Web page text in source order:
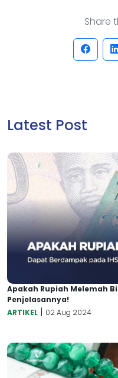
Share
Latest Post
Apakah Rupiah Melemah
Penjelasannya!
ARTIKEL | 02 Aug 2024